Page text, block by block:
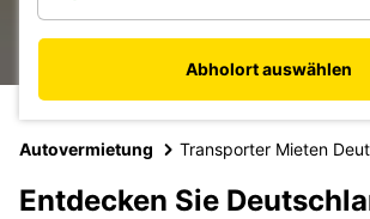
Abholort auswählen
Autovermietung Transporter Mieten
Entdecken Sie